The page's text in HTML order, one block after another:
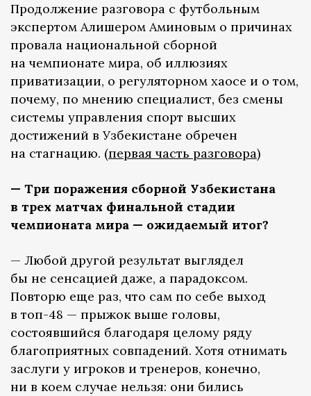
Продолжение разговора с футбольным
экспертом Алишером Аминовым о причинах
провала национальной сборной
на чемпионате мира, об иллюзиях
приватизации, о регуляторном хаосе и о том,
почему, по мнению специалист, без смены
системы управления спорт высших
достижений в Узбекистане обречен
на стагнацию. (первая часть разговора)
— Три поражения сборной Узбекистана
в трех матчах финальной стадии
чемпионата мира — ожидаемый итог?
— Любой другой результат выглядел
бы не сенсацией даже, а парадоксом.
Повторю еще раз, что сам по себе выход
в топ-48 — прыжок выше головы,
состоявшийся благодаря целому ряду
благоприятных совпадений. Хотя отнимать
заслуги у игроков и тренеров, конечно,
ни в коем случае нельзя: они бились